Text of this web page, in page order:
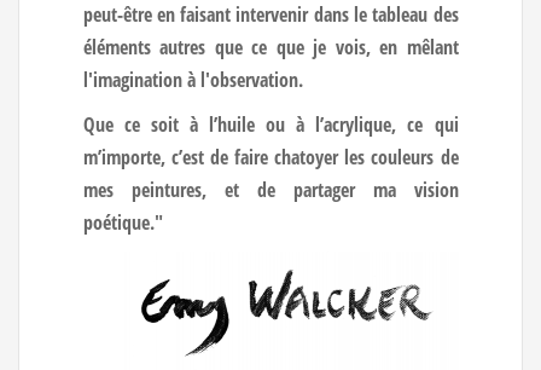
peut-être en faisant intervenir dans le tableau des
éléments autres que ce que je vois, en mêlant
l'imagination à l'observation.
Que ce soit à l’huile ou à l’acrylique, ce qui
m’importe, c’est de faire chatoyer les couleurs de
mes peintures, et de partager ma vision
poétique."